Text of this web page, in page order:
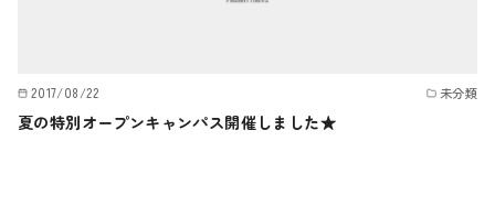
2017/08/22 未分類
夏の特別オープンキャンパス開催しました★